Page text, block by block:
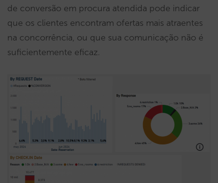
de conversão em procura atendida pode indicar
que os clientes encontram ofertas mais atraentes
na concorrência, ou que sua comunicação não é
suficientemente eficaz.